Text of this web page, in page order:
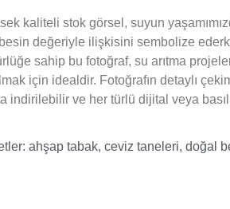
kaliteli stok görsel, suyun
değeriyle ilişkisini sembolize
sahip bu fotoğraf, su arıtma
için idealdir. Fotoğrafın detaylı
indirilebilir ve her türlü dijital veya
ahşap tabak, ceviz taneleri, doğal